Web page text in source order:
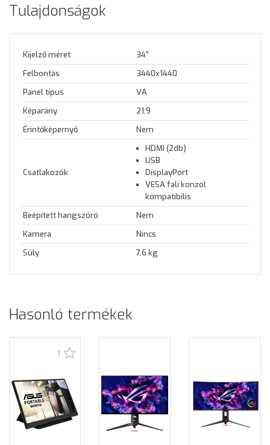
Tulajdonságok
Kijelző méret
34"
Felbontás
3440x1440
Panel típus
VA
Képarány
21:9
Érintőképernyő
Nem
Csatlakozók
HDMI (2db)
USB
DisplayPort
VESA fali konzol
kompatibilis
Beépített hangszóró
Nem
Kamera
Nincs
Súly
7.6 kg
Hasonló termékek
1